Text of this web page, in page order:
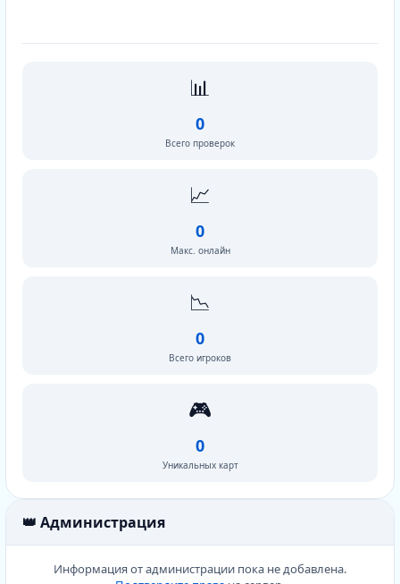
📊
0
Всего проверок
📈
0
Макс. онлайн
📉
0
Всего игроков
🎮
0
Уникальных карт
👑 Администрация
Информация от администрации пока не добавлена.